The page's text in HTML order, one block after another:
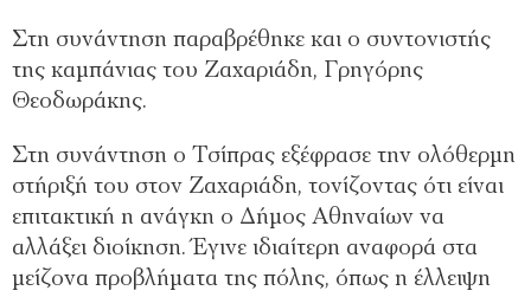
Στη συνάντηση παραβρέθηκε και ο συντονιστής
της καμπάνιας του Ζαχαριάδη, Γρηγόρης
Θεοδωράκης.
Στη συνάντηση ο Τσίπρας εξέφρασε την ολόθερμη
στήριξή του στον Ζαχαριάδη, τονίζοντας ότι είναι
επιτακτική η ανάγκη ο Δήμος Αθηναίων να
αλλάξει διοίκηση. Έγινε ιδιαίτερη αναφορά στα
μείζονα προβλήματα της πόλης, όπως η έλλειψη